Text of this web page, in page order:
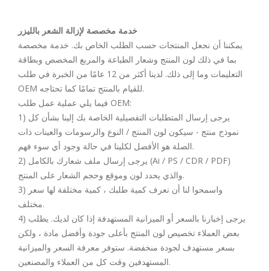
خدمة مخصصة لإزالة الشعر بالليزر
يمكننا أن نجعل المنتجات حسب الطلب الخاص بك. خدمة مخصصة
بما في ذلك لون المنتج وشعار الطباعة والمربع المخصص وبطاقة
التعليمات وما إلى ذلك. لدينا أكثر من 12 عامًا من الخبرة في طلب
OEM للقيام بالمنتج تمامًا كما تحتاجه.
فيما يلي عملية عمل طلب OEM:
1) يرجى إرسال المتطلبات التفصيلية الخاصة بك إلينا بشأن كل
نموذج منتج - سيكون لون المنتج / النوع والرسومات والعينات ذات
الصلة هو الأفضل لكلينا في حالة وجود أي سوء فهم.
2) يرجى إرسال ملف شعارك بالكامل (Ai / PS / CDR / PDF)
والذي يحدد لون وموقع وحجم الشعار على المنتج.
3) واسمحوا لنا أن نعرف كمية طلبك ، كمية مختلفة لها سعر
مختلف.
4) يرجى إخبارنا بالسعر أو الميزانية المستهدفة إذا كان لديك. يطلب
بعض العملاء تخصيص لون المنتج بأعلى جودة وأفضل مادة ، ولكن
بسعر مستهدف لجودة منخفضة. ستوفر معرفة السعر والميزانية
المستهدفين وقت كل من العملاء والمصنعين.